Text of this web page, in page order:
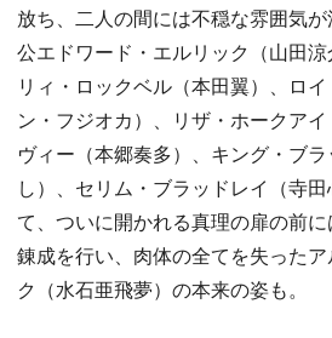
放ち、二人の間には不穏な雰囲気
公エドワード・エルリック（山田
リィ・ロックベル（本田翼）、ロ
ン・フジオカ）、リザ・ホークア
ヴィー（本郷奏多）、キング・ブ
し）、セリム・ブラッドレイ（寺
て、ついに開かれる真理の扉の前
錬成を行い、肉体の全てを失った
ク（水石亜飛夢）の本来の姿も。